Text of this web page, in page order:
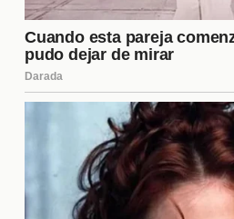
sistema de votación permite
programa tengan un papel
los concursantes, lo que
de emoción y tensión al
¿Qué sucede
eliminación de un
Una vez que un concursante